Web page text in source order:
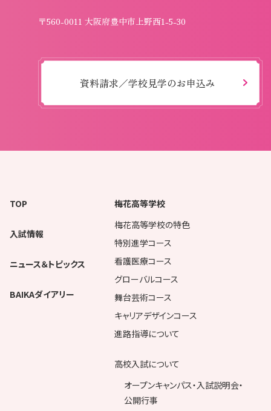
〒560-0011 大阪府豊中市上野西1-5-30
資料請求／学校見学のお申込み
TOP
入試情報
ニュース＆トピックス
BAIKAダイアリー
梅花高等学校
梅花高等学校の特色
特別進学コース
看護医療コース
グローバルコース
舞台芸術コース
キャリアデザインコース
進路指導について
高校入試について
オープンキャンパス・入試説明会・
公開行事